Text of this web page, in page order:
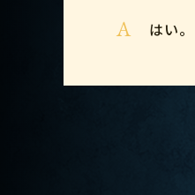
A はい